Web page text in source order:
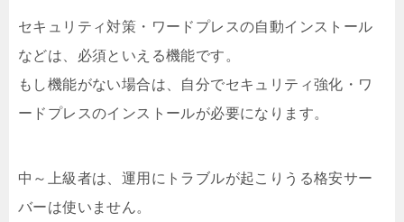
セキュリティ対策・ワードプレスの自動インストール
などは、必須といえる機能です。
もし機能がない場合は、自分でセキュリティ強化・ワ
ードプレスのインストールが必要になります。
中～上級者は、運用にトラブルが起こりうる格安サー
バーは使いません。